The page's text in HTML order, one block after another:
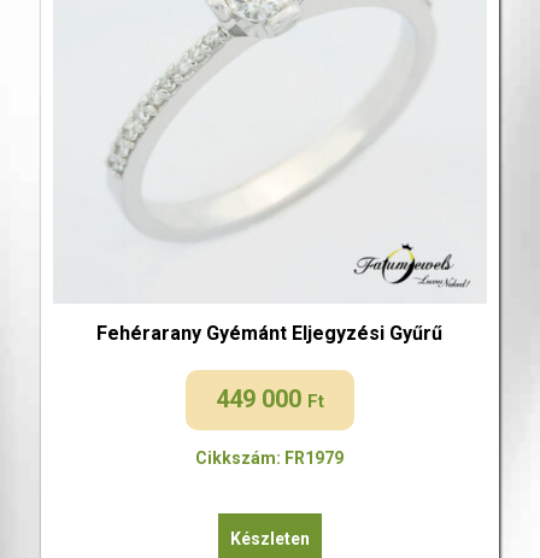
Fehérarany Gyémánt Eljegyzési Gyűrű
449 000 Ft
Cikkszám: FR1979
Készleten